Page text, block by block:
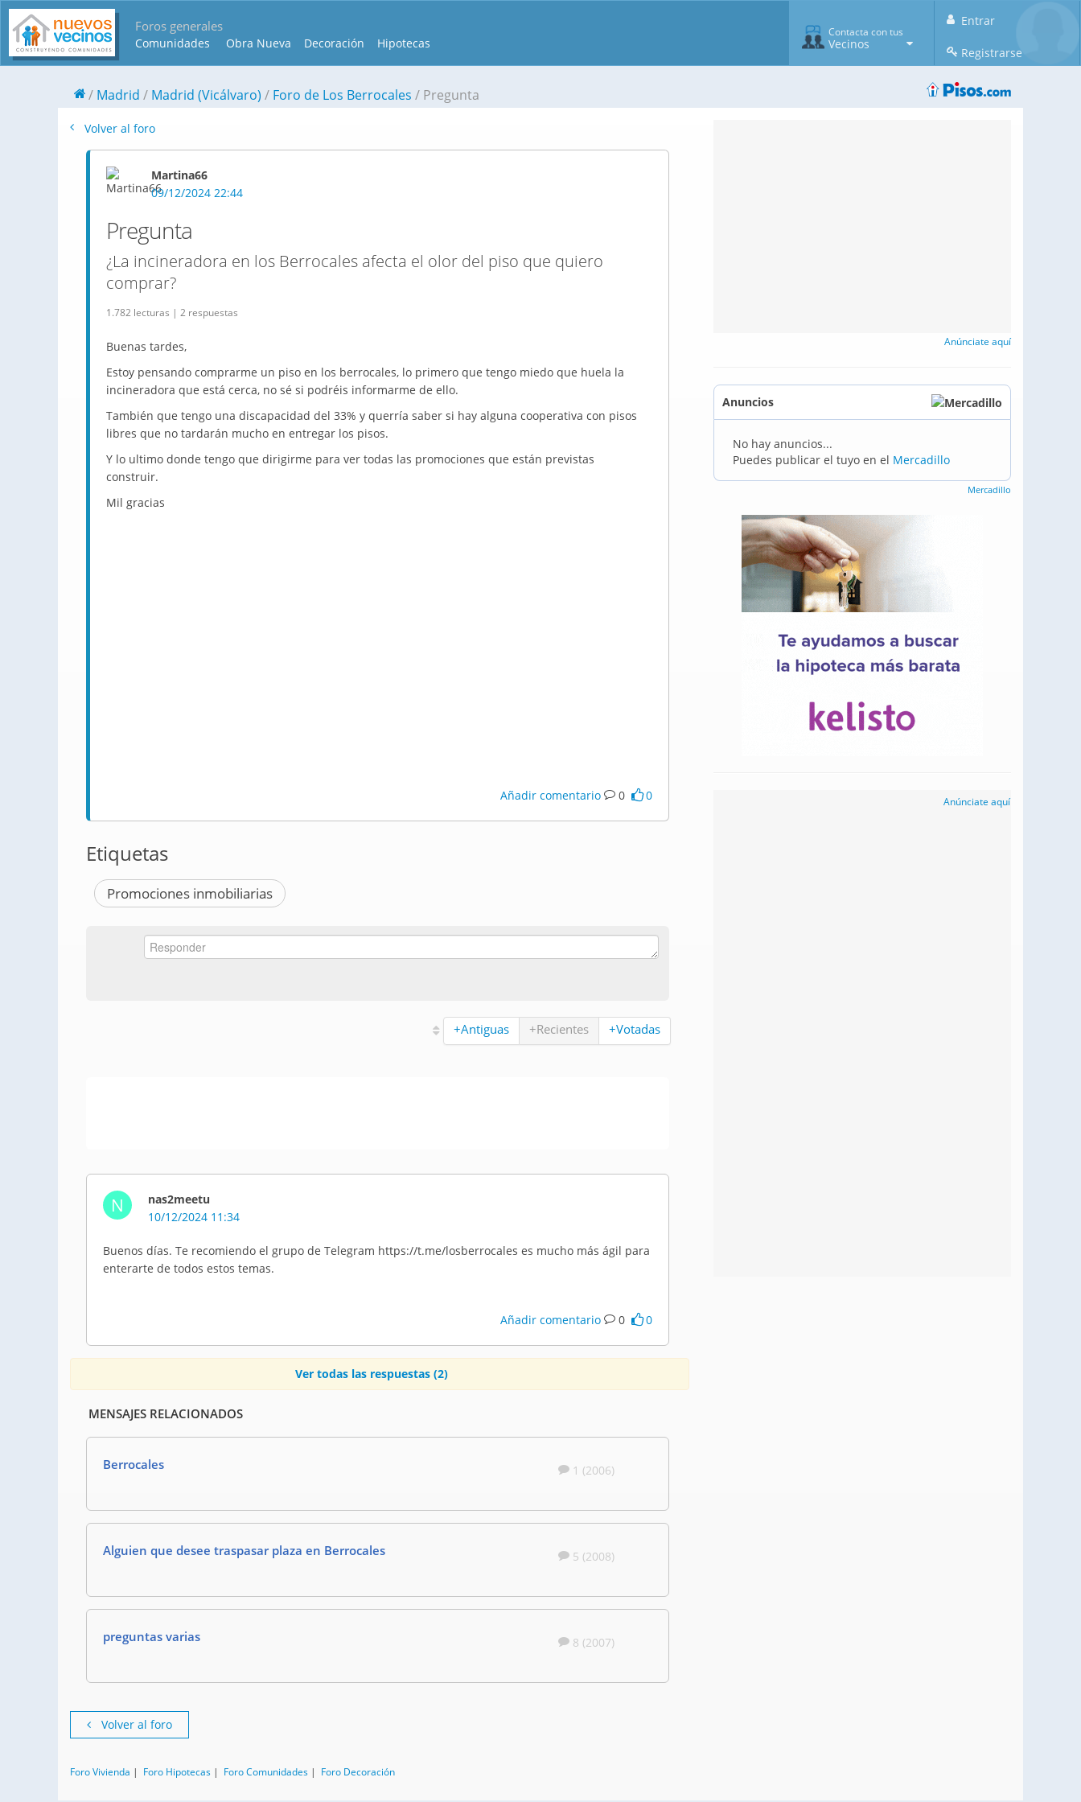
Foros generales
Comunidades Obra Nueva Decoración Hipotecas
Entrar
Registrarse
Contacta con tus
Vecinos
Madrid Madrid (Vicálvaro) Foro de Los Berrocales Pregunta
Volver al foro
Martina66
09/12/2024 22:44
Pregunta
¿La incineradora en los Berrocales afecta el olor del piso que quiero
comprar?
1.782 lecturas | 2 respuestas
Buenas tardes,
Estoy pensando comprarme un piso en los berrocales, lo primero que tengo miedo que huela la
incineradora que está cerca, no sé si podréis informarme de ello.
También que tengo una discapacidad del 33% y querría saber si hay alguna cooperativa con pisos
libres que no tardarán mucho en entregar los pisos.
Y lo ultimo donde tengo que dirigirme para ver todas las promociones que están previstas
construir.
Mil gracias
Añadir comentario 0 0
Etiquetas
Promociones inmobiliarias
+Antiguas +Recientes +Votadas
N
nas2meetu
10/12/2024 11:34
Buenos días. Te recomiendo el grupo de Telegram https://t.me/losberrocales es mucho más ágil para
enterarte de todos estos temas.
Añadir comentario 0 0
Ver todas las respuestas (2)
MENSAJES RELACIONADOS
Berrocales 1 (2006)
Alguien que desee traspasar plaza en Berrocales 5 (2008)
preguntas varias 8 (2007)
Volver al foro
Foro Vivienda | Foro Hipotecas | Foro Comunidades | Foro Decoración
Anúnciate aquí
Anuncios
No hay anuncios...
Puedes publicar el tuyo en el Mercadillo
Mercadillo
Anúnciate aquí